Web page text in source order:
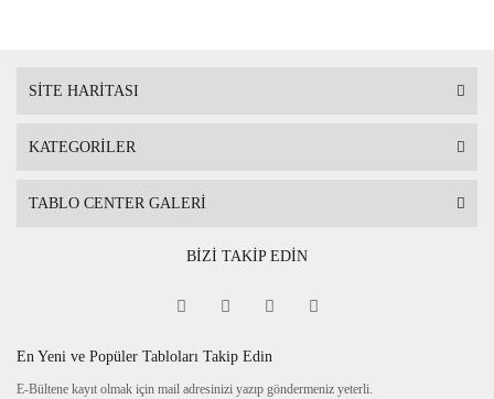
SİTE HARİTASI
KATEGORİLER
TABLO CENTER GALERİ
BİZİ TAKİP EDİN
En Yeni ve Popüler Tabloları Takip Edin
E-Bültene kayıt olmak için mail adresinizi yazıp göndermeniz yeterli.